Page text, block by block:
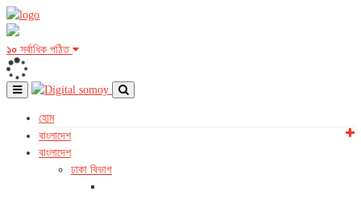
১০ সর্বাধিক পঠিত
হোম
বাংলাদেশ
বাংলাদেশ
ঢাকা বিভাগ